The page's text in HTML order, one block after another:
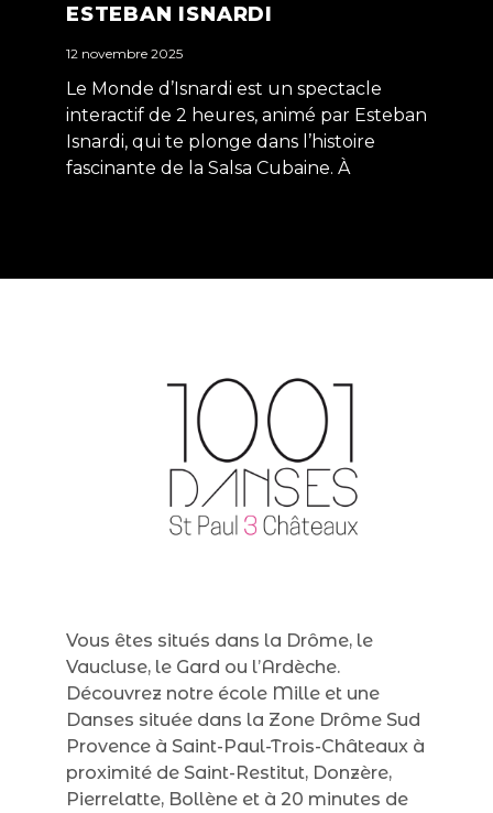
ESTEBAN ISNARDI
12 novembre 2025
Le Monde d’Isnardi est un spectacle
interactif de 2 heures, animé par Esteban
Isnardi, qui te plonge dans l’histoire
fascinante de la Salsa Cubaine. À
Vous êtes situés dans la Drôme, le
Vaucluse, le Gard ou l’Ardèche.
Découvrez notre école Mille et une
Danses située dans la Zone Drôme Sud
Provence à Saint-Paul-Trois-Châteaux à
proximité de Saint-Restitut, Donzère,
Pierrelatte, Bollène et à 20 minutes de